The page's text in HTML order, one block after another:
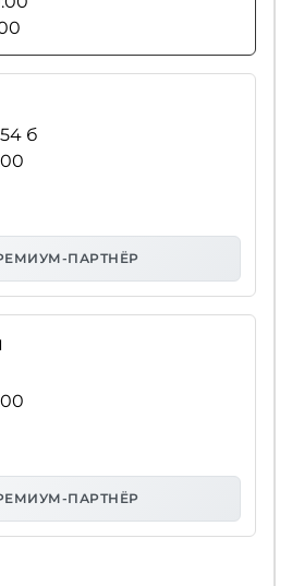
б
ПАРТНЁР
ПАРТНЁР